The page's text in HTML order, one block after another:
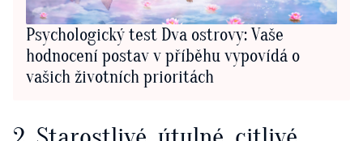
Psychologický test Dva ostrovy: Vaše
hodnocení postav v příběhu vypovídá o
vašich životních prioritách